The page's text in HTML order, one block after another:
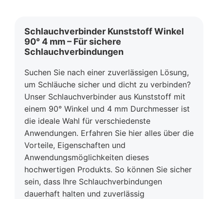
Schlauchverbinder Kunststoff Winkel
90° 4 mm – Für sichere
Schlauchverbindungen
Suchen Sie nach einer zuverlässigen Lösung,
um Schläuche sicher und dicht zu verbinden?
Unser Schlauchverbinder aus Kunststoff mit
einem 90° Winkel und 4 mm Durchmesser ist
die ideale Wahl für verschiedenste
Anwendungen. Erfahren Sie hier alles über die
Vorteile, Eigenschaften und
Anwendungsmöglichkeiten dieses
hochwertigen Produkts. So können Sie sicher
sein, dass Ihre Schlauchverbindungen
dauerhaft halten und zuverlässig